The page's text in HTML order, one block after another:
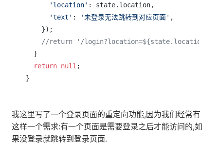
'location' : state.location,
'text' : '未登录无法跳转到对应页面' ,
    });
//return '/login?location=${state.location}';
  }
return null ;
我这里写了一个登录页面的重定向功能,因为我们经常有
这样一个需求:有一个页面是需要登录之后才能访问的,如
果没登录就跳转到登录页面.